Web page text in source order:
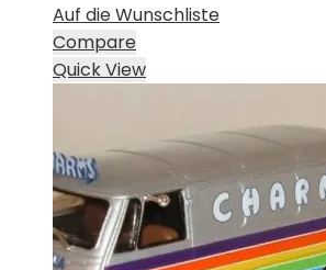
Auf die Wunschliste
Compare
Quick View